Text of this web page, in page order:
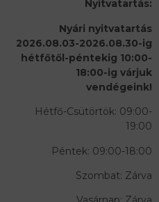
Nyitvatartás:
Nyári nyitvatartás
2026.08.03-2026.08.30-ig
hétfőtől-péntekig 10:00-
18:00-ig várjuk
vendégeink!
Hétfő-Csütörtök: 09:00-
19:00
Péntek: 09:00-18:00
Szombat: Zárva